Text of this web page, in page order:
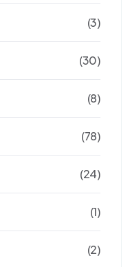
(3)
(30)
(8)
(78)
(24)
(1)
(2)